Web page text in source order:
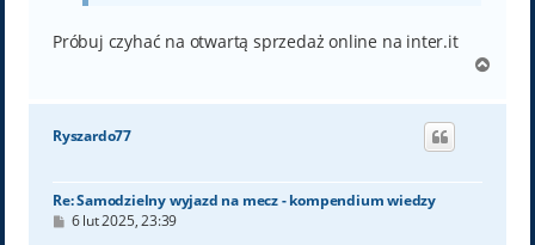
Próbuj czyhać na otwartą sprzedaż online na inter.it
g
Ryszardo77
Re: Samodzielny wyjazd na mecz - kompendium wiedzy
P6 lut 2025, 23:39